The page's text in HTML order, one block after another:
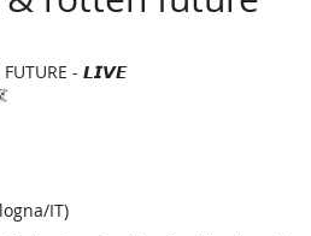
FUTURE - 𝙇𝙄𝙑𝙀
IT)